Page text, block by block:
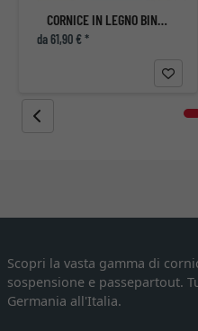
CORNICE IN LEGNO BINFIELD
da 61,90 € *
Scopri la vasta gamma di
sospensione e passepartout.
Germania all'Italia.